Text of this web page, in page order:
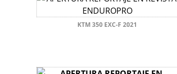
KTM 350 EXC-F 2021